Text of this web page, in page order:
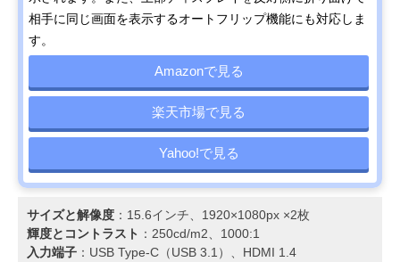
相手に同じ画面を表示するオートフリップ機能にも対応しま
す。
Amazonで見る
楽天市場で見る
Yahoo!で見る
サイズと解像度 ：15.6インチ、1920×1080px ×2枚
輝度とコントラスト ：250cd/m2、1000:1
入力端子 ：USB Type-C（USB 3.1）、HDMI 1.4